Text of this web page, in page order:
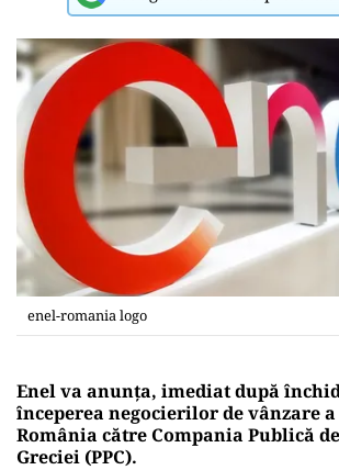
enel-romania logo
Enel va anunța, imediat după
începerea negocierilor de vânzare
România către Compania Publică
Greciei (PPC).